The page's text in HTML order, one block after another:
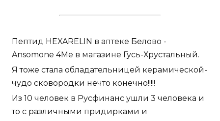
Пептид HEXARELIN в аптеке Белово -
Ansomone 4Me в магазине Гусь-Хрустальный.
Я тоже стала обладательницей керамической-
чудо сковородки нечто конечно!!!!!
Из 10 человек в Русфинанс ушли 3 человека и
то с различными придирками и